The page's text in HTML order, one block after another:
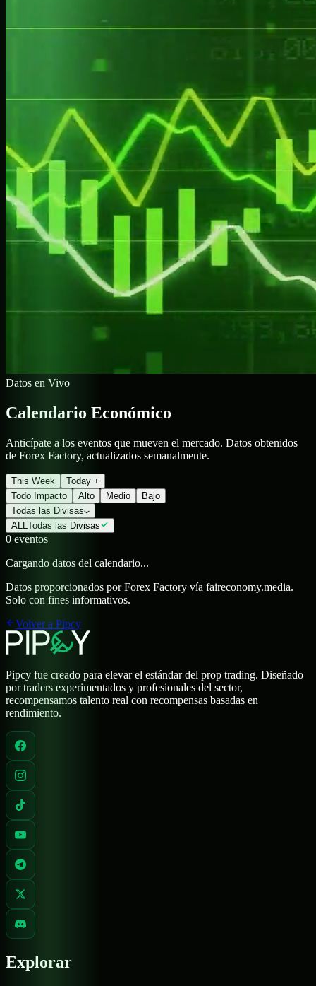
Datos en Vivo
Calendario Económico
Anticípate a los eventos que mueven el mercado. Datos obtenidos
de Forex Factory, actualizados semanalmente.
This Week
Today +
Todo Impacto
Alto Medio
Bajo
Todas las Divisas
ALL Todas las Divisas
0 eventos
Cargando datos del calendario...
Datos proporcionados por Forex Factory vía faireconomy.media.
Solo con fines informativos.
Volver a Pipcy
Pipcy fue creado para elevar el estándar del prop trading. Diseñado
por traders experimentados y profesionales del sector,
recompensamos talento real con recompensas basadas en
rendimiento.
Explorar